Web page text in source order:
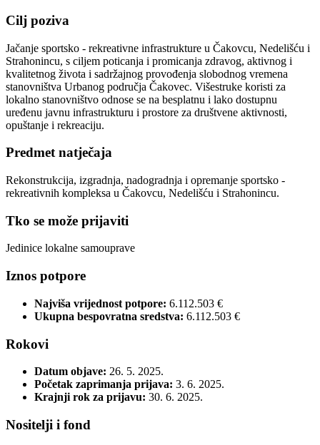
Cilj poziva
Jačanje sportsko - rekreativne infrastrukture u Čakovcu, Nedelišću i
Strahonincu, s ciljem poticanja i promicanja zdravog, aktivnog i
kvalitetnog života i sadržajnog provođenja slobodnog vremena
stanovništva Urbanog područja Čakovec. Višestruke koristi za
lokalno stanovništvo odnose se na besplatnu i lako dostupnu
uređenu javnu infrastrukturu i prostore za društvene aktivnosti,
opuštanje i rekreaciju.
Predmet natječaja
Rekonstrukcija, izgradnja, nadogradnja i opremanje sportsko -
rekreativnih kompleksa u Čakovcu, Nedelišću i Strahonincu.
Tko se može prijaviti
Jedinice lokalne samouprave
Iznos potpore
Najviša vrijednost potpore: 6.112.503 €
Ukupna bespovratna sredstva: 6.112.503 €
Rokovi
Datum objave: 26. 5. 2025.
Početak zaprimanja prijava: 3. 6. 2025.
Krajnji rok za prijavu: 30. 6. 2025.
Nositelji i fond